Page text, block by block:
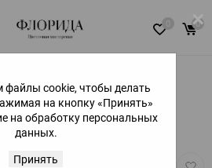
×
cookie, чтобы делать
на кнопку «Принять»
на обработку персональных
данных.
Принять
0